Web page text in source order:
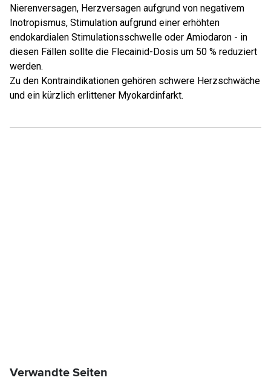
Nierenversagen, Herzversagen aufgrund von negativem
Inotropismus, Stimulation aufgrund einer erhöhten
endokardialen Stimulationsschwelle oder Amiodaron - in
diesen Fällen sollte die Flecainid-Dosis um 50 % reduziert
werden.
Zu den Kontraindikationen gehören schwere Herzschwäche
und ein kürzlich erlittener Myokardinfarkt.
Verwandte Seiten